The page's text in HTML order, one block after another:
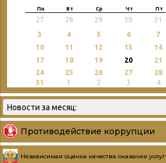
Пн Вт Ср Чт Пт
27 28 29 30 31
3 4 5 6 7
10
11 12 13 14
17
18 19 20 21
24 25 26 27 28
31
1 2 3 4
Противодействие коррупции
Независимая оценка качества оказания услуг